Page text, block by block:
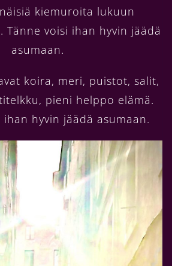
kiemuroita lukuun
Tänne voisi ihan hyvin jäädä
asumaan.
koira, meri, puistot, salit,
pieni helppo elämä.
ihan hyvin jäädä asumaan.